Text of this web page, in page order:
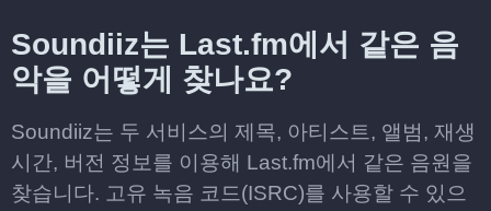
Soundiiz는 Last.fm에서 같은 음
악을 어떻게 찾나요?
Soundiiz는 두 서비스의 제목, 아티스트, 앨범, 재생
시간, 버전 정보를 이용해 Last.fm에서 같은 음원을
찾습니다. 고유 녹음 코드(ISRC)를 사용할 수 있으